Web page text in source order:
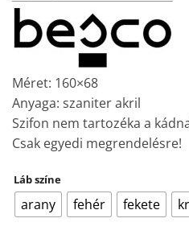
Méret: 160×68
Anyaga: szaniter akril
Szifon nem tartozéka a
Csak egyedi megrendelésre!
Láb színe
arany fehér fekete